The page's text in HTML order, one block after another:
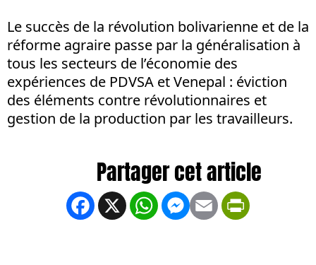
Le succès de la révolution bolivarienne et de la
réforme agraire passe par la généralisation à
tous les secteurs de l’économie des
expériences de PDVSA et Venepal : éviction
des éléments contre révolutionnaires et
gestion de la production par les travailleurs.
Facebook
X WhatsApp
Messenger
Email